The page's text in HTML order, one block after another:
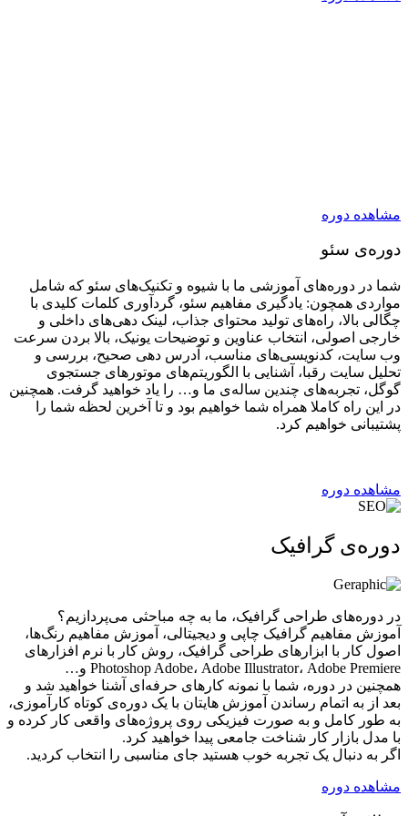
مشاهده دوره
دوره‌ی سئو
شما در دوره‌های آموزشی ما با شیوه و تکنیک‌های سئو که شامل
مواردی همچون: یادگیری مفاهیم سئو، گردآوری کلمات کلیدی با
چگالی بالا، راه‌های تولید محتوای جذاب، لینک دهی‌های داخلی و
خارجی اصولی، انتخاب عناوین و توضیحات یونیک، بالا بردن سرعت
وب سایت، کدنویسی‌های مناسب، آدرس دهی صحیح، بررسی و
تحلیل سایت رقبا، آشنایی با الگوریتم‌های موتورهای جستجوی
گوگل، تجربه‌های چندین ساله‌ی ما و… را یاد خواهید گرفت. همچنین
در این راه کاملا همراه شما خواهیم بود و تا آخرین لحظه شما را
پشتیبانی خواهیم کرد.
مشاهده دوره
دوره‌‌ی گرافیک
در دوره‌های طراحی گرافیک، ما به چه مباحثی می‌پردازیم؟
آموزش مفاهیم گرافیک چاپی و دیجیتالی، آموزش مفاهیم رنگ‌ها،
اصول کار با ابزارهای طراحی گرافیک، روش کار با نرم افزارهای
Photoshop Adobe، Adobe Illustrator، Adobe Premiere و…
همچنین در دوره، شما با نمونه کارهای حرفه‌ای آشنا خواهید شد و
بعد از به اتمام رساندن آموزش هایتان با یک دوره‌ی کوتاه کارآموزی،
به طور کامل و به صورت فیزیکی روی پروژه‌های واقعی کار کرده و
با مدل بازار کار شناخت جامعی پیدا خواهید کرد.
اگر به دنبال یک تجربه خوب هستید جای مناسبی را انتخاب کردید.
مشاهده دوره